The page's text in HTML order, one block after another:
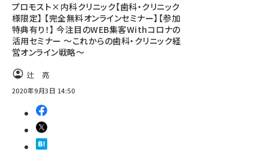
プロモスト×内科クリニック【歯科・クリニック
様限定】 【完全無料オンラインセミナー】【参加
特典有り！】 今注目のWEB集客Withコロナの
活用セミナー ～これからの歯科・クリニック経
営オンライン戦略～
辻 亮
2020年9月3日 14:50